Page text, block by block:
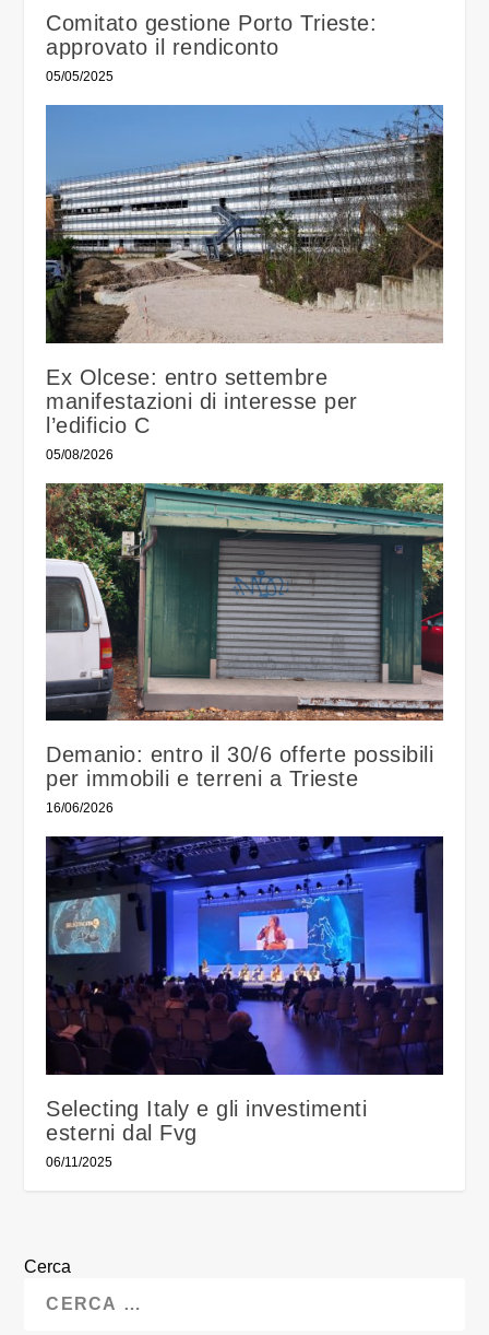
Comitato gestione Porto Trieste:
approvato il rendiconto
05/05/2025
Ex Olcese: entro settembre
manifestazioni di interesse per
l’edificio C
05/08/2026
Demanio: entro il 30/6 offerte possibili
per immobili e terreni a Trieste
16/06/2026
Selecting Italy e gli investimenti
esterni dal Fvg
06/11/2025
Cerca